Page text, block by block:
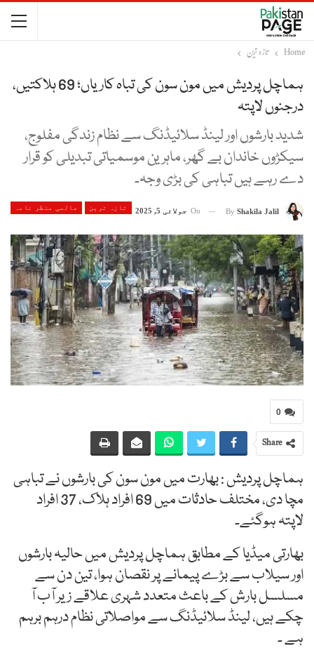
Home
تازہ ترین
ہماچل پردیش میں مون سون کی تباہ کاریاں؛ 69 ہلاکتیں،
درجنوں لاپتہ
شدید بارشوں اور لینڈ سلائیڈنگ سے نظام زندگی مفلوج،
سیکڑوں خاندان بے گھر، ماہرین موسمیاتی تبدیلی کو قرار
دے رہے ہیں تباہی کی بڑی وجہ۔
تازہ ترین عالمی منظر نامہ By Shakila Jalil
On جولائی 5, 2025
0
Share
ہماچل پردیش : بھارت میں مون سون کی بارشوں نے تباہی
مچا دی، مختلف حادثات میں 69 افراد ہلاک، 37 افراد
لاپتہ ہوگئے۔
بھارتی میڈیا کے مطابق ہماچل پردیش میں حالیہ بارشوں
اور سیلاب سے بڑے پیمانے پر نقصان ہوا، تین دن سے
مسلسل بارش کے باعث متعدد شہری علاقے زیر آب آ
چکے ہیں، لینڈ سلائیڈنگ سے مواصلاتی نظام درہم برہم
ہے ۔